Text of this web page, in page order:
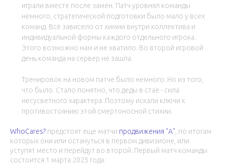
играли вместе после замен. Патч уровнял команды
немного, стратегической подготовки было мало у всех
команд. Всё зависело от химии внутри коллектива и
индивидуальной формы каждого отдельного игрока.
Этого возможно нам и не хватило. Во второй игровой
день команда на сервер не зашла.
Тренировок на новом патче было немного. Но из того,
что было. Стало понятно, что деды в стае - сила
несусветного характера. Поэтому искали ключи к
противостоянию этой смертоносной стихии.
WhoCares? предстоят еще матчи продвижения "А" , по итогам
которых они или остануться в первом дивизионе, или
уступят место и перейдут во второй. Первый матч команды
состоится 1 марта 2025 года.